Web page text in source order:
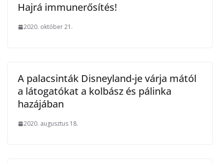
Hajrá immunerősítés!
2020. október 21.
A palacsinták Disneyland-je várja mától
a látogatókat a kolbász és pálinka
hazájában
2020. augusztus 18.